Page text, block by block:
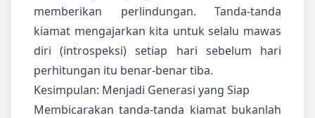
memberikan perlindungan. Tanda-tanda
kiamat mengajarkan kita untuk selalu mawas
diri (introspeksi) setiap hari sebelum hari
perhitungan itu benar-benar tiba.
Kesimpulan: Menjadi Generasi yang Siap
Membicarakan tanda-tanda kiamat bukanlah